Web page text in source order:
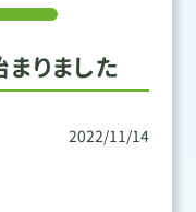
りました
2022/11/14